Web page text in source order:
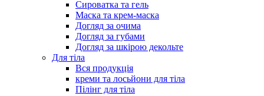
Сироватка та гель
Маска та крем-маска
Догляд за очима
Догляд за губами
Догляд за шкірою декольте
Для тіла
Вся продукція
креми та лосьйони для тіла
Пілінг для тіла